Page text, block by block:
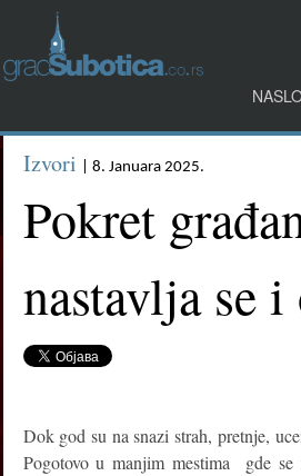
Izvori | 8. Januara 2025.
Pokret
nastavlja se
Dok god su na snazi strah, pretnje,
Pogotovo u manjim mestima gde se